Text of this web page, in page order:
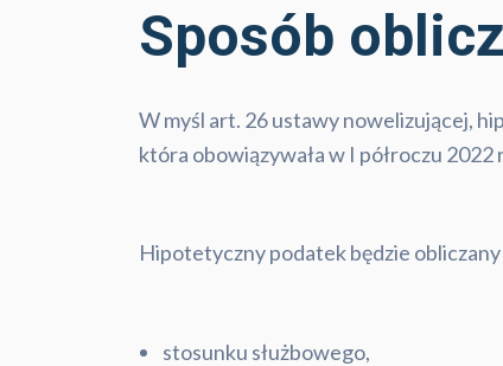
Sposób
W myśl art. 26 ustawy nowelizującej,
która obowiązywała w I półroczu
Hipotetyczny podatek będzie
stosunku służbowego,